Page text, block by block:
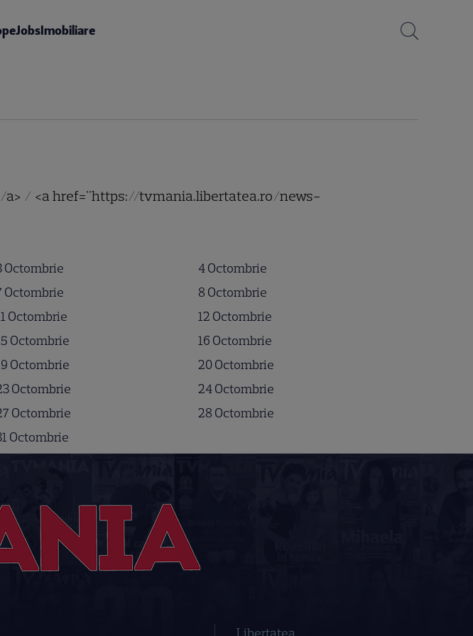
eJobsImobiliare
/ <a href="https://tvmania.libertatea.ro/news-
Octombrie
4 Octombrie
Octombrie
8 Octombrie
Octombrie
12 Octombrie
Octombrie
16 Octombrie
Octombrie
20 Octombrie
Octombrie
24 Octombrie
Octombrie
28 Octombrie
Octombrie